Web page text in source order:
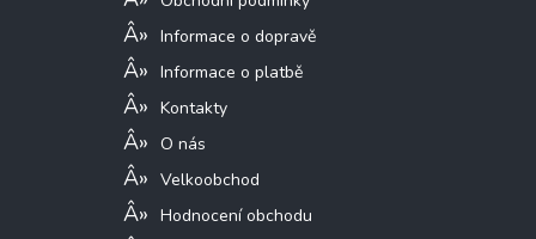
Informace o dopravě
Informace o platbě
Kontakty
O nás
Velkoobchod
Hodnocení obchodu